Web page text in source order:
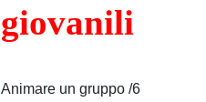
giovanili
Animare un gruppo /6